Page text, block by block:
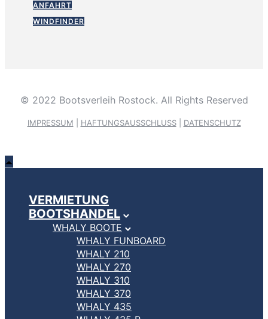
ANFAHRT
WINDFINDER
© 2022 Bootsverleih Rostock. All Rights Reserved
IMPRESSUM HAFTUNGSAUSSCHLUSS| DATENSCHUTZ
VERMIETUNG
BOOTSHANDEL
WHALY BOOTE
WHALY FUNBOARD
WHALY 210
WHALY 270
WHALY 310
WHALY 370
WHALY 435